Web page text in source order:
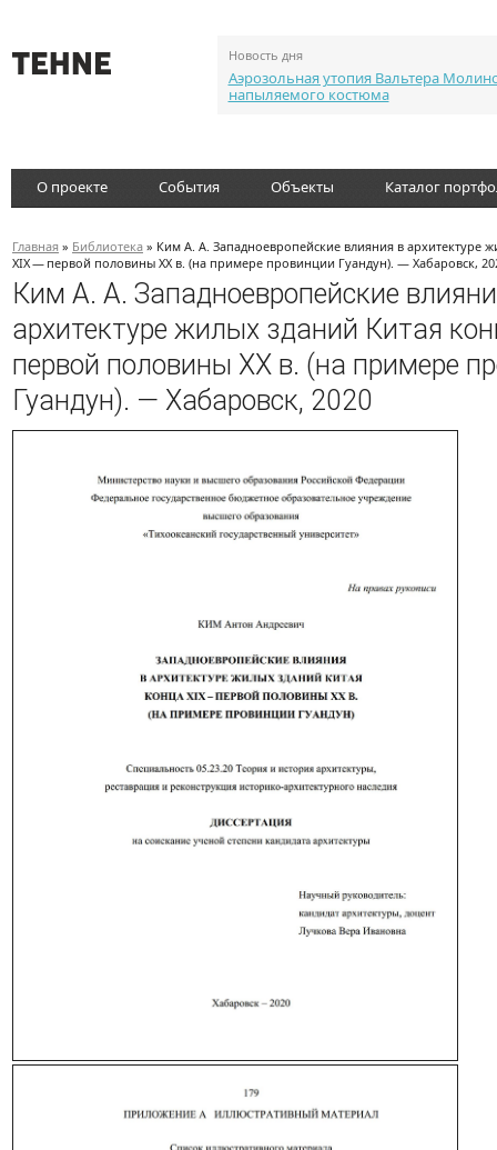
Новость дня
Аэрозольная утопия Вальтера
напыляемого костюма
О проекте События Объекты Каталог
Главная » Библиотека » Ким А. А. Западноевропейские влияния в архитектуре
XIX — первой половины XX в. (на примере провинции Гуандун). — Хабаровск,
Ким А. А. Западноевропейские
архитектуре жилых зданий Китая
первой половины XX в. (на примере
Гуандун). — Хабаровск, 2020